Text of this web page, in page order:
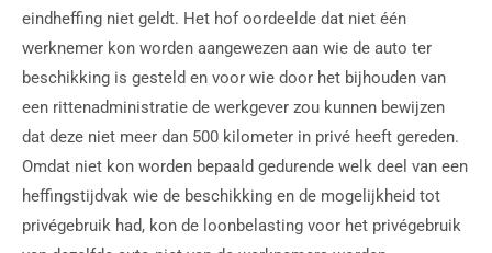
eindheffing niet geldt. Het hof oordeelde dat niet één
werknemer kon worden aangewezen aan wie de auto ter
beschikking is gesteld en voor wie door het bijhouden van
een rittenadministratie de werkgever zou kunnen bewijzen
dat deze niet meer dan 500 kilometer in privé heeft gereden.
Omdat niet kon worden bepaald gedurende welk deel van een
heffingstijdvak wie de beschikking en de mogelijkheid tot
privégebruik had, kon de loonbelasting voor het privégebruik